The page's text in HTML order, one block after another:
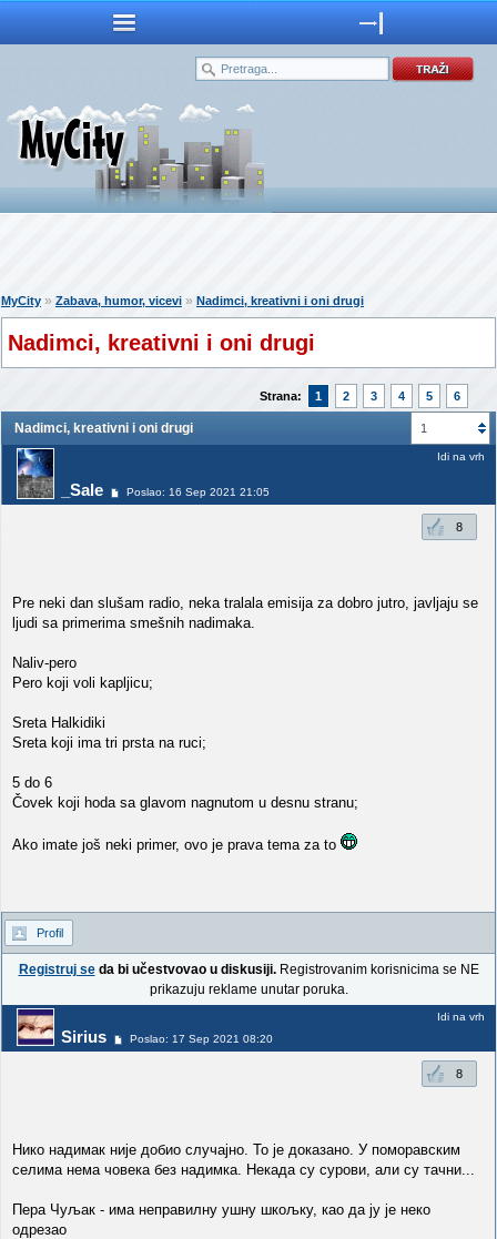
MyCity » Zabava, humor, vicevi » Nadimci, kreativni i oni drugi
Nadimci, kreativni i oni drugi
Strana: 1 2 3 4 5 6
1
Nadimci, kreativni i oni drugi
_Sale Poslao: 16 Sep 2021 21:05
Idi na vrh
8
Pre neki dan slušam radio, neka tralala emisija za dobro jutro, javljaju se
ljudi sa primerima smešnih nadimaka.
Naliv-pero
Pero koji voli kapljicu;
Sreta Halkidiki
Sreta koji ima tri prsta na ruci;
5 do 6
Čovek koji hoda sa glavom nagnutom u desnu stranu;
Ako imate još neki primer, ovo je prava tema za to
Profil
Registruj seda bi učestvovao u diskusiji.Registrovanim korisnicima se NE
prikazuju reklame unutar poruka.
Sirius Poslao: 17 Sep 2021 08:20
Idi na vrh
8
Нико надимак није добио случајно. То је доказано. У поморавским
селима нема човека без надимка. Некада су сурови, али су тачни...
Пера Чуљак - има неправилну ушну шкољку, као да ју је неко
одрезао